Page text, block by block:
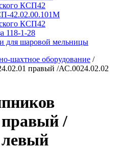
КСП42
42.02.00.101М
КСП42
118-1-28
для шаровой мельницы
шахтное оборудование /
правый /АС.0024.02.02
правый /